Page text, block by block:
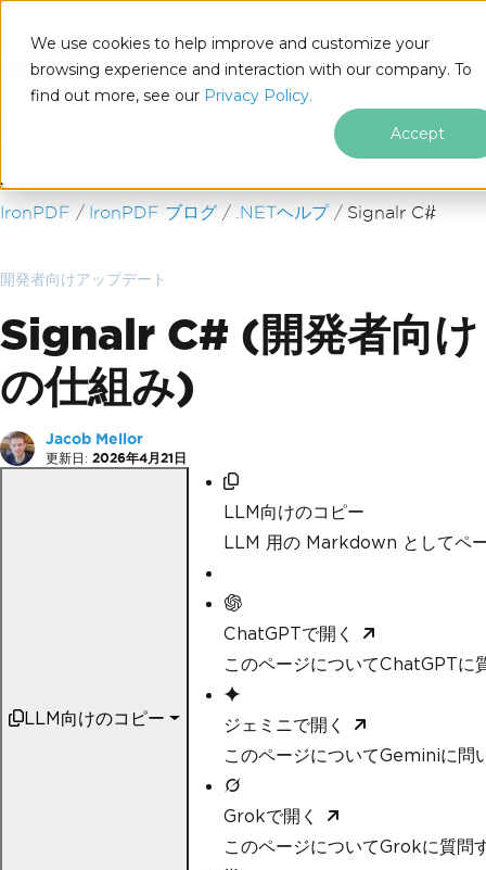
We use cookies to help improve and customize your
browsing experience and interaction with our company. To
find out more, see our Privacy Policy.
Accept
フッターコンテンツにスキップ
IronPDF IronPDF ブログ .NETヘルプ Signalr C#
開発者向けアップデート
Signalr C# (開発者向け
の仕組み)
Jacob Mellor
更新日: 2026年4月21日
LLM向けのコピー
LLM向けのコピー
LLM 用の Markdown としてペ
ChatGPTで開く
このページについてChatGPTに
ジェミニで開く
このページについてGeminiに問
Grokで開く
このページについてGrokに質問